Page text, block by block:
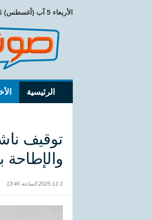
الأربعاء 5 آب (أغسطس) 2026
الرئيسية
توقيف
والإطاحة
2025-11-1 الساعة 13:46